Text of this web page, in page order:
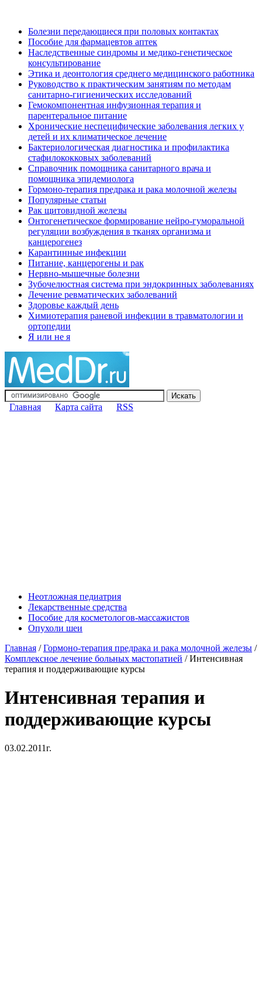
Болезни передающиеся при половых контактах
Пособие для фармацевтов аптек
Наследственные синдромы и медико-генетическое
консультирование
Этика и деонтология среднего медицинского работника
Руководство к практическим занятиям по методам
санитарно-гигиенических исследований
Гемокомпонентная инфузионная терапия и
парентеральное питание
Хронические неспецифические заболевания легких у
детей и их климатическое лечение
Бактериологическая диагностика и профилактика
стафилококковых заболеваний
Справочник помощника санитарного врача и
помощника эпидемиолога
Гормоно-терапия предрака и рака молочной железы
Популярные статьи
Рак щитовидной железы
Онтогенетическое формирование нейро-гуморальной
регуляции возбуждения в тканях организма и
канцерогенез
Карантинные инфекции
Питание, канцерогены и рак
Нервно-мышечные болезни
Зубочелюстная система при эндокринных заболеваниях
Лечение ревматических заболеваний
Здоровье каждый день
Химиотерапия раневой инфекции в травматологии и
ортопедии
Я или не я
Главная Карта сайта RSS
Неотложная педиатрия
Лекарственные средства
Пособие для косметологов-массажистов
Опухоли шеи
Главная /Гормоно-терапия предрака и рака молочной железы /
Комплексное лечение больных мастопатией /Интенсивная
терапия и поддерживающие курсы
Интенсивная терапия и
поддерживающие курсы
03.02.2011г.